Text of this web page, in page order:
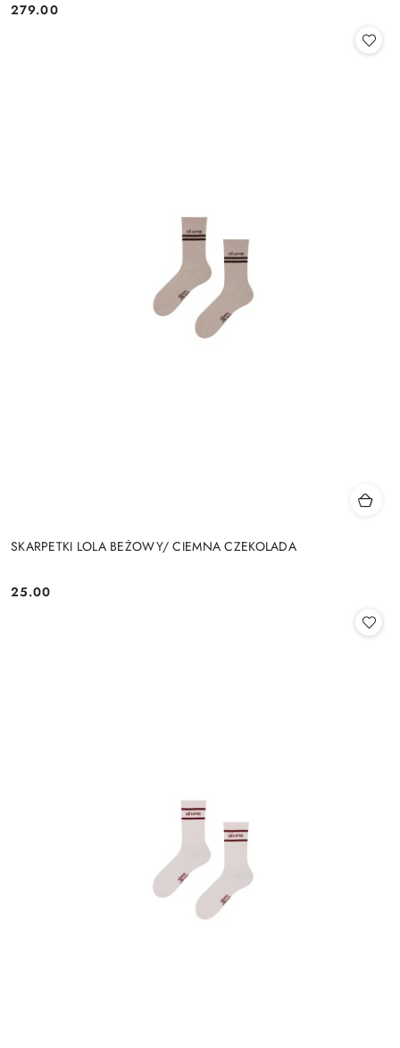
Cena:
279.00
SKARPETKI LOLA BEŻOWY/ CIEMNA CZEKOLADA
Cena:
25.00